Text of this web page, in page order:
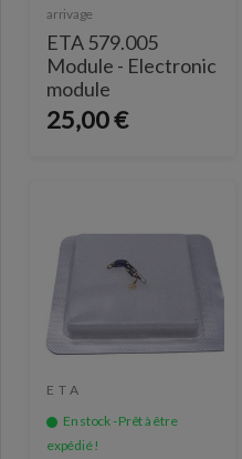
arrivage
ETA 579.005
Module - Electronic
module
25,00 €
ETA
En stock - Prêt à être
expédié !